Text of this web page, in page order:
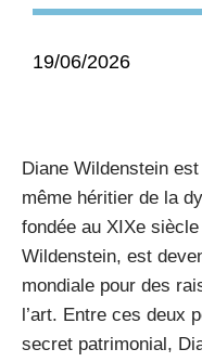
19/06/2026
Diane Wildenstein
même héritier de la
fondée au XIXe
Wildenstein, est
mondiale pour des
l’art. Entre ces deux
secret patrimonial,